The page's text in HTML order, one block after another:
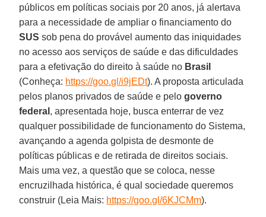
públicos em políticas sociais por 20 anos, já alertava
para a necessidade de ampliar o financiamento do
SUS sob pena do provável aumento das iniquidades
no acesso aos serviços de saúde e das dificuldades
para a efetivação do direito à saúde no Brasil
(Conheça: https://goo.gl/i9jEDt). A proposta articulada
pelos planos privados de saúde e pelogoverno
federal , apresentada hoje, busca enterrar de vez
qualquer possibilidade de funcionamento do Sistema,
avançando a agenda golpista de desmonte de
políticas públicas e de retirada de direitos sociais.
Mais uma vez, a questão que se coloca, nesse
encruzilhada histórica, é qual sociedade queremos
construir (Leia Mais: https://goo.gl/6KJCMm).